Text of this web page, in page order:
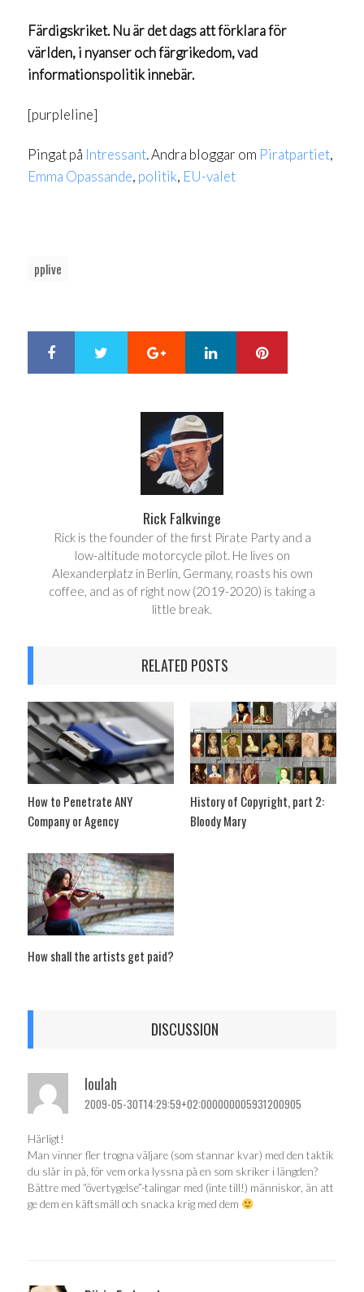
Färdigskriket. Nu är det dags att förklara för
världen, i nyanser och färgrikedom, vad
informationspolitik innebär.
[purpleline]
Pingat på Intressant. Andra bloggar om Piratpartiet,
Emma Opassande, politik, EU-valet
pplive
Google+ LinkedIn
Rick Falkvinge
Rick is the founder of the first Pirate Party and a
low-altitude motorcycle pilot. He lives on
Alexanderplatz in Berlin, Germany, roasts his own
coffee, and as of right now (2019-2020) is taking a
little break.
RELATED POSTS
How to Penetrate ANY
Company or Agency
History of Copyright, part 2:
Bloody Mary
How shall the artists get paid?
DISCUSSION
loulah
2009-05-30T14:29:59+02:000000005931200905
Härligt!
Man vinner fler trogna väljare (som stannar kvar) med den taktik
du slår in på, för vem orka lyssna på en som skriker i längden?
Bättre med “övertygelse”-talingar med (inte till!) människor, än att
ge dem en käftsmäll och snacka krig med dem